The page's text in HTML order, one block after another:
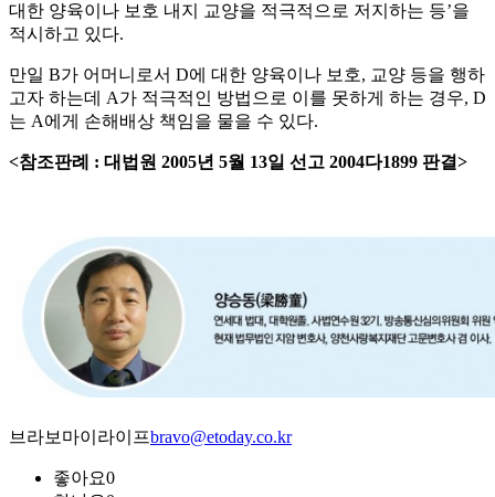
대한 양육이나 보호 내지 교양을 적극적으로 저지하는 등’을
적시하고 있다.
만일 B가 어머니로서 D에 대한 양육이나 보호, 교양 등을 행하
고자 하는데 A가 적극적인 방법으로 이를 못하게 하는 경우, D
는 A에게 손해배상 책임을 물을 수 있다.
<참조판례 : 대법원 2005년 5월 13일 선고 2004다1899 판결>
브라보마이라이프bravo@etoday.co.kr
좋아요0